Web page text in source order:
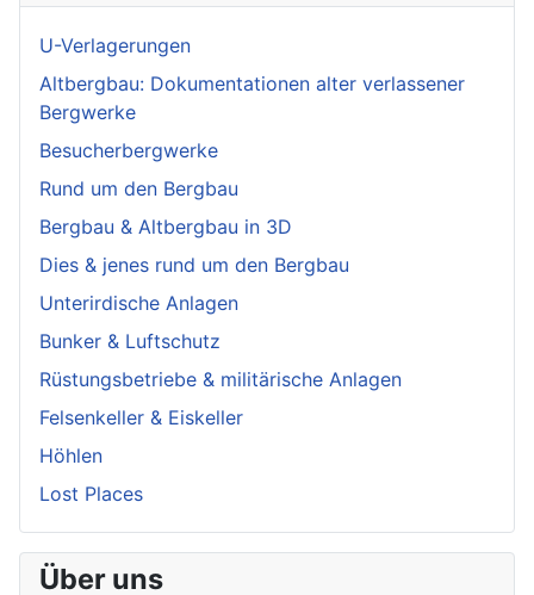
U-Verlagerungen
Altbergbau: Dokumentationen alter verlassener
Bergwerke
Besucherbergwerke
Rund um den Bergbau
Bergbau & Altbergbau in 3D
Dies & jenes rund um den Bergbau
Unterirdische Anlagen
Bunker & Luftschutz
Rüstungsbetriebe & militärische Anlagen
Felsenkeller & Eiskeller
Höhlen
Lost Places
Über uns